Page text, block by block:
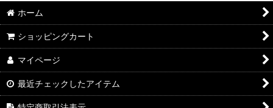
ホーム
ショッピングカート
マイページ
最近チェックしたアイテム